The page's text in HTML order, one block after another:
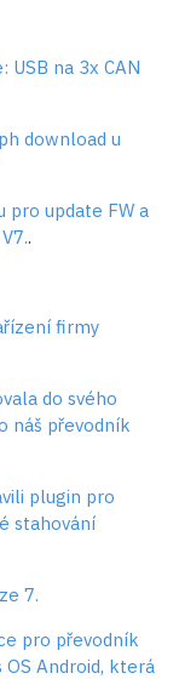
USB na 3x CAN
download u
pro update FW a
.
firmy
do svého
náš převodník
plugin pro
stahování
7.
pro převodník
Android, která